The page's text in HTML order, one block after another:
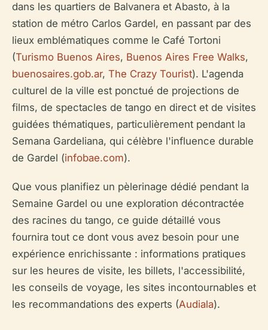
dans les quartiers de Balvanera et Abasto, à la
station de métro Carlos Gardel, en passant par des
lieux emblématiques comme le Café Tortoni
(Turismo Buenos Aires, Buenos Aires Free Walks,
buenosaires.gob.ar, The Crazy Tourist). L'agenda
culturel de la ville est ponctué de projections de
films, de spectacles de tango en direct et de visites
guidées thématiques, particulièrement pendant la
Semana Gardeliana, qui célèbre l'influence durable
de Gardel (infobae.com).
Que vous planifiez un pèlerinage dédié pendant la
Semaine Gardel ou une exploration décontractée
des racines du tango, ce guide détaillé vous
fournira tout ce dont vous avez besoin pour une
expérience enrichissante : informations pratiques
sur les heures de visite, les billets, l'accessibilité,
les conseils de voyage, les sites incontournables et
les recommandations des experts (Audiala).